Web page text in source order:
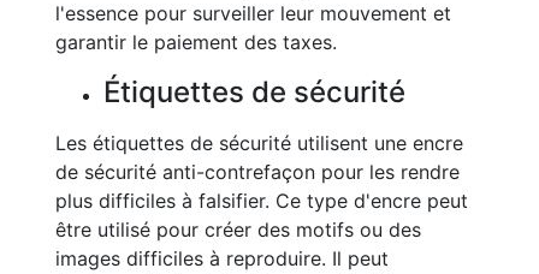
l'essence pour surveiller leur mouvement et
garantir le paiement des taxes.
Étiquettes de sécurité
Les étiquettes de sécurité utilisent une encre
de sécurité anti-contrefaçon pour les rendre
plus difficiles à falsifier. Ce type d'encre peut
être utilisé pour créer des motifs ou des
images difficiles à reproduire. Il peut